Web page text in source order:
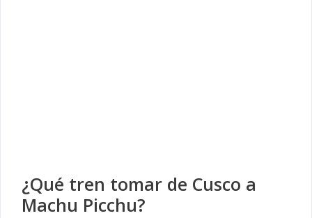
¿Qué tren tomar de Cusco a
Machu Picchu?